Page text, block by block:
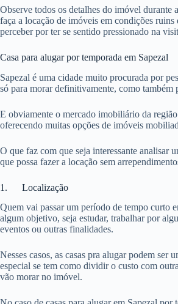
Observe todos os detalhes do imóvel durante
faça a locação de imóveis em condições ruins
perceber por ter se sentido pressionado na
Casa para alugar por temporada em Sapezal
Sapezal é uma cidade muito procurada por
só para morar definitivamente, como também
E obviamente o mercado imobiliário da
oferecendo muitas opções de imóveis
O que faz com que seja interessante analisar
que possa fazer a locação sem
1. Localização
Quem vai passar um período de tempo curto
algum objetivo, seja estudar, trabalhar por
eventos ou outras finalidades.
Nesses casos, as casas pra alugar podem ser
especial se tem como dividir o custo com
vão morar no imóvel.